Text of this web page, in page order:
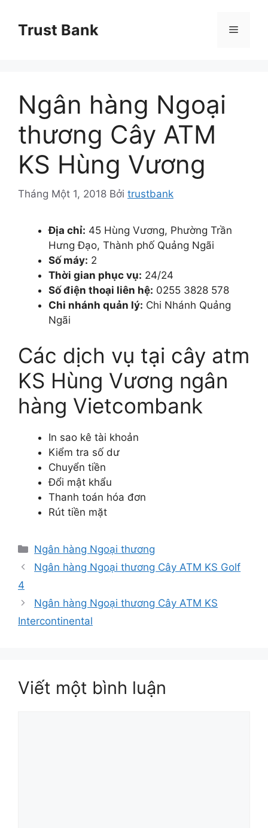
Trust Bank Menu
Ngân hàng Ngoại
thương Cây ATM
KS Hùng Vương
Tháng Một 1, 2018 Bởi trustbank
Địa chỉ: 45 Hùng Vương, Phường Trần
Hưng Đạo, Thành phố Quảng Ngãi
Số máy: 2
Thời gian phục vụ: 24/24
Số điện thoại liên hệ: 0255 3828 578
Chi nhánh quản lý: Chi Nhánh Quảng
Ngãi
Các dịch vụ tại cây atm
KS Hùng Vương ngân
hàng Vietcombank
In sao kê tài khoản
Kiểm tra số dư
Chuyển tiền
Đổi mật khẩu
Thanh toán hóa đơn
Rút tiền mặt
Danh
mục
Ngân hàng Ngoại thương
Ngân hàng Ngoại thương Cây ATM KS Golf
4
Ngân hàng Ngoại thương Cây ATM KS
Intercontinental
Viết một bình luận